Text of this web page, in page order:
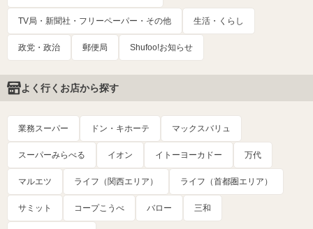
TV局・新聞社・フリーペーパー・その他 生活・くらし
政党・政治 郵便局 Shufoo!お知らせ
よく行くお店から探す
業務スーパー ドン・キホーテ マックスバリュ
スーパーみらべる イオン イトーヨーカドー 万代
マルエツ ライフ（関西エリア） ライフ（首都圏エリア）
サミット コープこうべ バロー 三和